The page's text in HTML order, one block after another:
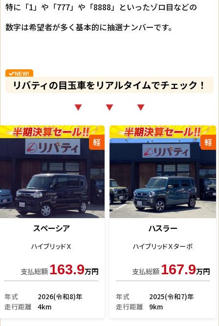
特に「1」や「777」や「8888」といったゾロ目などの
数字は希望者が多く基本的に抽選ナンバーです。
リバティの目玉車をリアルタイムでチェック！
▼ ▼ ▼
軽
Ｎ－ＢＯＸ
モデューロＸ Ｇ
支払総額49.9万円
年式
2013(平成25)年
走行距離
10.8万km
軽
ハスラー
Ｇ
支払総額99.9万円
年式
2018(平成30)年
走行距離
3.8万km